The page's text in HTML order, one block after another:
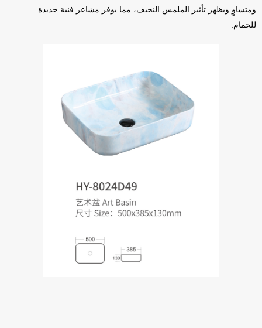
ومتساوٍ ويظهر تأثير الملمس النحيف، مما يوفر مشاعر فنية جديدة
للحمام.